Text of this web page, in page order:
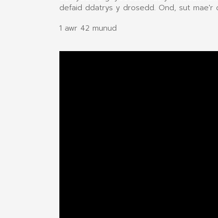
defaid ddatrys y drosedd. Ond, sut mae'r
1 awr 42 munud